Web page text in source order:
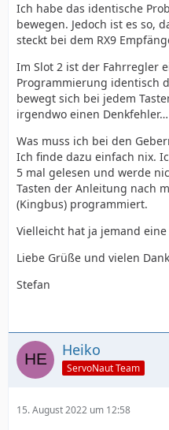
Ich habe das identische
bewegen. Jedoch ist es so,
steckt bei dem RX9
Im Slot 2 ist der Fahrregler
Programmierung identisch
bewegt sich bei jedem
irgendwo einen Denkfehler…
Was muss ich bei den
Ich finde dazu einfach nix.
5 mal gelesen und werde
Tasten der Anleitung nach
(Kingbus) programmiert.
Vielleicht hat ja jemand
Liebe Grüße und vielen Dank
Stefan
Heiko
ServoNaut Team
15. August 2022 um 12:58